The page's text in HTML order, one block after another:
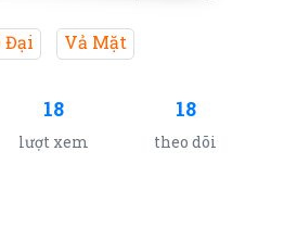
Đại Vả Mặt
18
lượt xem
18
theo dõi